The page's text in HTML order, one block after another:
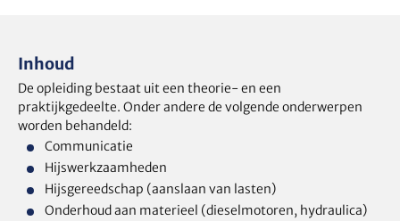
Inhoud
De opleiding bestaat uit een theorie- en een
praktijkgedeelte. Onder andere de volgende onderwerpen
worden behandeld:
Communicatie
Hijswerkzaamheden
Hijsgereedschap (aanslaan van lasten)
Onderhoud aan materieel (dieselmotoren, hydraulica)